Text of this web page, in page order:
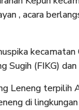
, acara
Sugih (FIKG)
Leneng terpilih
di